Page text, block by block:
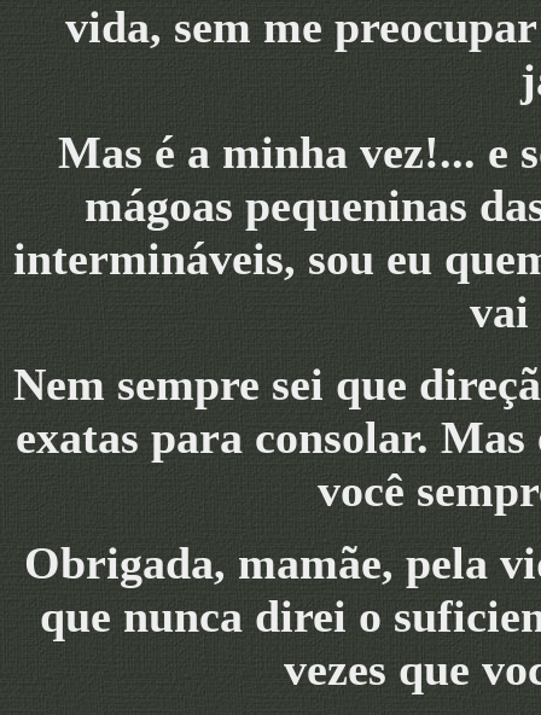
vida, sem me
Mas é a minha vez!... e
mágoas pequeninas
intermináveis, sou eu
Nem sempre sei que
exatas para consolar.
você
Obrigada, mamãe, pela
que nunca direi o
vezes que